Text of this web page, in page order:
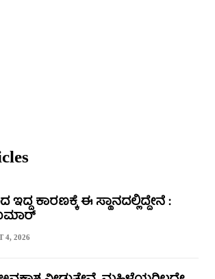
ಕಾರಣಕ್ಕೆ ಈ ಸ್ಥಾನದಲ್ಲಿದ್ದೇನೆ :
4, 2026